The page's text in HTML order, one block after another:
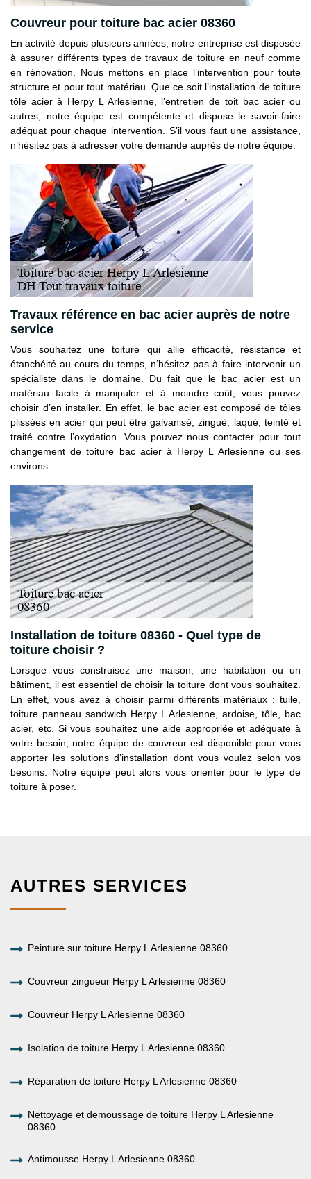
Couvreur pour toiture bac acier 08360
En activité depuis plusieurs années, notre entreprise est disposée
à assurer différents types de travaux de toiture en neuf comme
en rénovation. Nous mettons en place l’intervention pour toute
structure et pour tout matériau. Que ce soit l’installation de toiture
tôle acier à Herpy L Arlesienne, l’entretien de toit bac acier ou
autres, notre équipe est compétente et dispose le savoir-faire
adéquat pour chaque intervention. S’il vous faut une assistance,
n’hésitez pas à adresser votre demande auprès de notre équipe.
Travaux référence en bac acier auprès de notre
service
Vous souhaitez une toiture qui allie efficacité, résistance et
étanchéité au cours du temps, n’hésitez pas à faire intervenir un
spécialiste dans le domaine. Du fait que le bac acier est un
matériau facile à manipuler et à moindre coût, vous pouvez
choisir d’en installer. En effet, le bac acier est composé de tôles
plissées en acier qui peut être galvanisé, zingué, laqué, teinté et
traité contre l’oxydation. Vous pouvez nous contacter pour tout
changement de toiture bac acier à Herpy L Arlesienne ou ses
environs.
Installation de toiture 08360 - Quel type de
toiture choisir ?
Lorsque vous construisez une maison, une habitation ou un
bâtiment, il est essentiel de choisir la toiture dont vous souhaitez.
En effet, vous avez à choisir parmi différents matériaux : tuile,
toiture panneau sandwich Herpy L Arlesienne, ardoise, tôle, bac
acier, etc. Si vous souhaitez une aide appropriée et adéquate à
votre besoin, notre équipe de couvreur est disponible pour vous
apporter les solutions d’installation dont vous voulez selon vos
besoins. Notre équipe peut alors vous orienter pour le type de
toiture à poser.
AUTRES SERVICES
Peinture sur toiture Herpy L Arlesienne 08360
Couvreur zingueur Herpy L Arlesienne 08360
Couvreur Herpy L Arlesienne 08360
Isolation de toiture Herpy L Arlesienne 08360
Réparation de toiture Herpy L Arlesienne 08360
Nettoyage et demoussage de toiture Herpy L Arlesienne
08360
Antimousse Herpy L Arlesienne 08360